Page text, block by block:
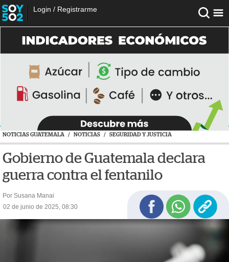
Login / Registrarme
NOTICIAS GUATEMALA / NOTICIAS / SEGURIDAD Y JUSTICIA
Gobierno de Guatemala declara
guerra contra el fentanilo
Por Susana Manai
02 de junio de 2025, 08:30